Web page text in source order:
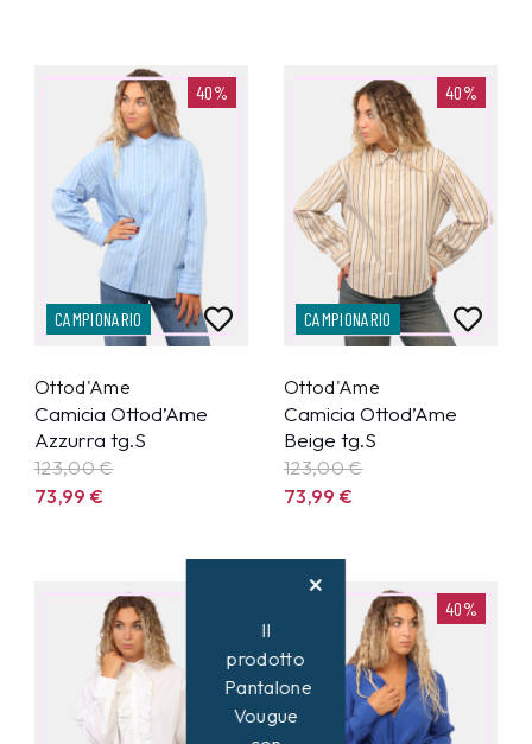
40%
CAMPIONARIO
Ottod'Ame
Camicia Ottod’Ame
Azzurra tg.S
123,00 €
73,99€
40%
CAMPIONARIO
Ottod'Ame
Camicia Ottod’Ame
Beige tg.S
123,00 €
73,99€
40%
Il
prodotto
Pantalone
Vougue